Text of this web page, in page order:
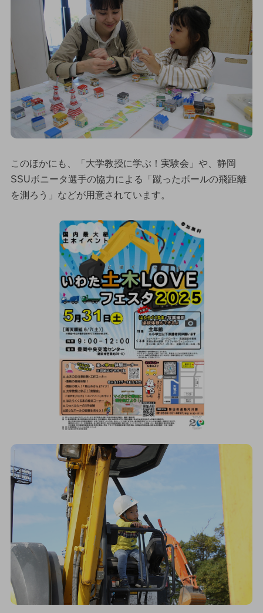
このほかにも、「大学教授に学ぶ！実験会」や、静岡
SSUボニータ選手の協力による「蹴ったボールの飛距離
を測ろう」などが用意されています。